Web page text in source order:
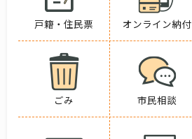
戸籍・住民票 オンライン納付
ごみ 市民相談